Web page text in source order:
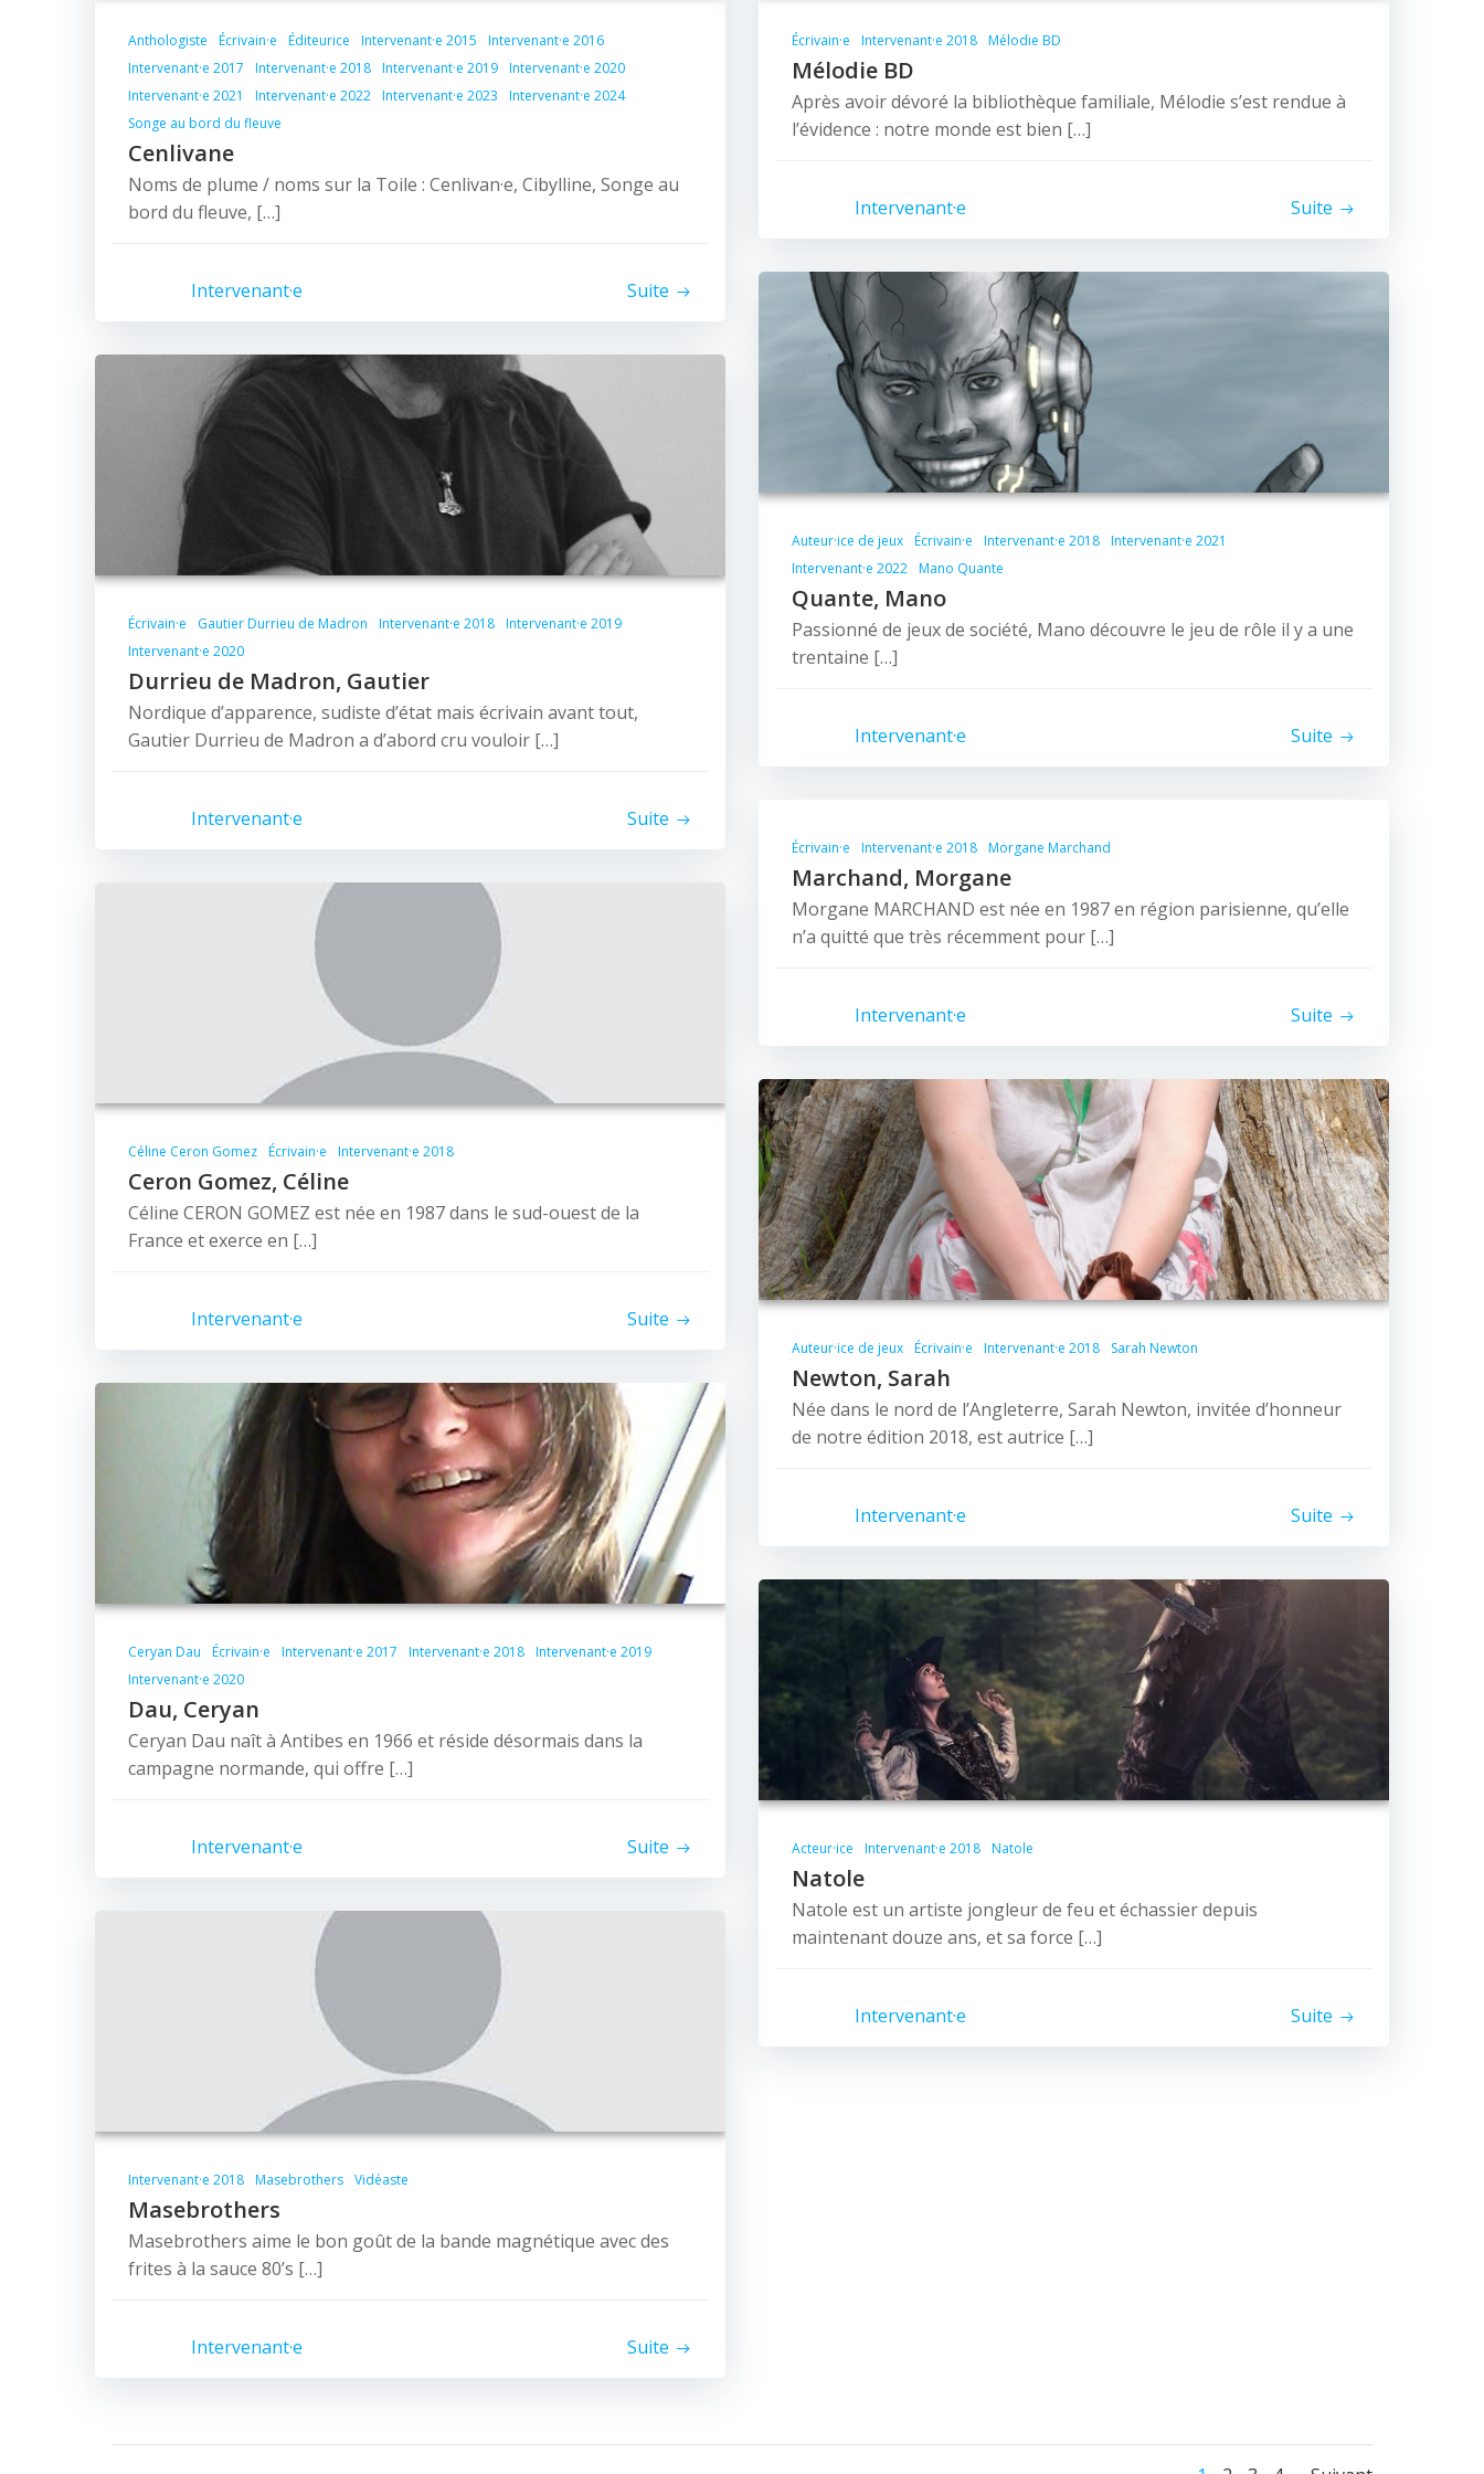
Anthologiste Écrivain·e Éditeurice Intervenant·e 2015
Intervenant·e 2016
Intervenant·e 2017
Intervenant·e 2018 Intervenant·e 2019 Intervenant·e 2020
Intervenant·e 2021
Intervenant·e 2022 Intervenant·e 2023
Intervenant·e 2024
Songe au bord du fleuve
Cenlivane
Noms de plume / noms sur la Toile : Cenlivan·e, Cibylline, Songe au
bord du fleuve, […]
Intervenant·e Suite
Écrivain·e Intervenant·e 2018 Mélodie BD
Mélodie BD
Après avoir dévoré la bibliothèque familiale, Mélodie s’est rendue à
l’évidence : notre monde est bien […]
Intervenant·e Suite
Auteur·ice de jeux Écrivain·e Intervenant·e 2018 Intervenant·e 2021
Intervenant·e 2022 Mano Quante
Quante, Mano
Passionné de jeux de société, Mano découvre le jeu de rôle il y a une
trentaine […]
Intervenant·e Suite
Écrivain·e Gautier Durrieu de Madron Intervenant·e 2018 Intervenant·e 2019
Intervenant·e 2020
Durrieu de Madron, Gautier
Nordique d’apparence, sudiste d’état mais écrivain avant tout,
Gautier Durrieu de Madron a d’abord cru vouloir […]
Intervenant·e Suite
Écrivain·e Intervenant·e 2018 Morgane Marchand
Marchand, Morgane
Morgane MARCHAND est née en 1987 en région parisienne, qu’elle
n’a quitté que très récemment pour […]
Intervenant·e Suite
Céline Ceron Gomez Écrivain·e Intervenant·e 2018
Ceron Gomez, Céline
Céline CERON GOMEZ est née en 1987 dans le sud-ouest de la
France et exerce en […]
Intervenant·e Suite
Auteur·ice de jeux Écrivain·e Intervenant·e 2018 Sarah Newton
Newton, Sarah
Née dans le nord de l’Angleterre, Sarah Newton, invitée d’honneur
de notre édition 2018, est autrice […]
Intervenant·e Suite
Ceryan Dau Écrivain·e Intervenant·e 2017 Intervenant·e 2018 Intervenant·e 2019
Intervenant·e 2020
Dau, Ceryan
Ceryan Dau naît à Antibes en 1966 et réside désormais dans la
campagne normande, qui offre […]
Intervenant·e Suite Acteur·ice Intervenant·e 2018 Natole
Natole
Natole est un artiste jongleur de feu et échassier depuis
maintenant douze ans, et sa force […]
Intervenant·e Suite
Intervenant·e 2018 Masebrothers Vidéaste
Masebrothers
Masebrothers aime le bon goût de la bande magnétique avec des
frites à la sauce 80’s […]
Intervenant·e Suite
© 2026 Nice Fictions.